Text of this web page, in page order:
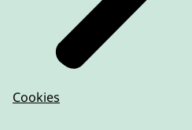
Cookies